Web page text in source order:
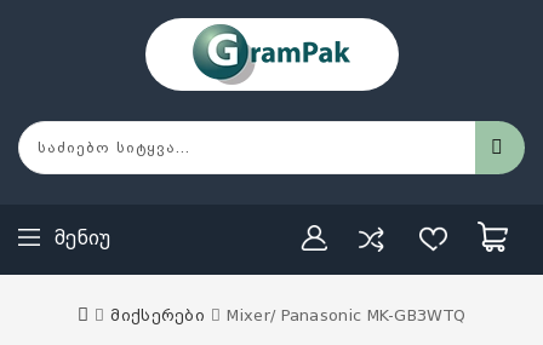
Მენიუ
მიქსერები Mixer/ Panasonic MK-GB3WTQ